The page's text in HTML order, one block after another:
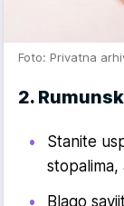
Foto: Privatna
2.
Stanite
stopalima,
Blago